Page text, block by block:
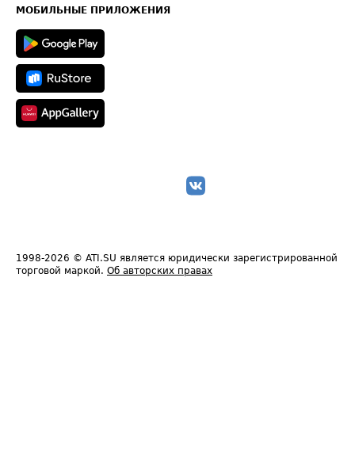
Техническая информация
МОБИЛЬНЫЕ ПРИЛОЖЕНИЯ
1998-2026 © ATI.SU является юридически зарегистрированной
торговой маркой. Об авторских правах